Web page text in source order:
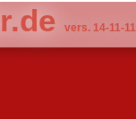
vers. 14-11-11